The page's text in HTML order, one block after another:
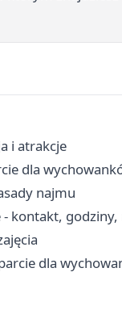
i atrakcje
dla
najmu
- kontakt,
dla